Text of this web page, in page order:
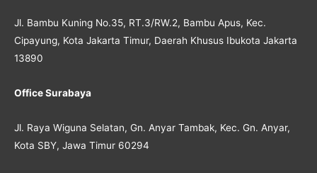
Jl. Bambu Kuning No.35, RT.3/RW.2, Bambu Apus, Kec.
Cipayung, Kota Jakarta Timur, Daerah Khusus Ibukota Jakarta
13890
Office Surabaya
Jl. Raya Wiguna Selatan, Gn. Anyar Tambak, Kec. Gn. Anyar,
Kota SBY, Jawa Timur 60294